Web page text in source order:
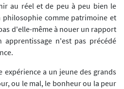
au réel et de peu à peu bien le
comme patrimoine et
d'elle-même à nouer un rapport
n'est pas précédé
expérience a un jeune des grands
ou le mal, le bonheur ou la peur